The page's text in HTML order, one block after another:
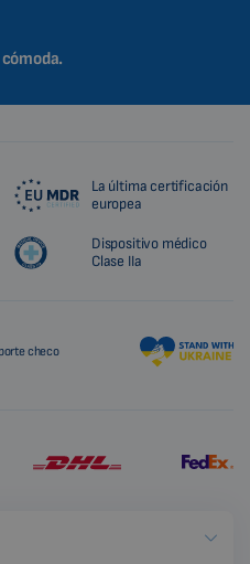
La última certificación
europea
Dispositivo médico
Clase IIa
checo